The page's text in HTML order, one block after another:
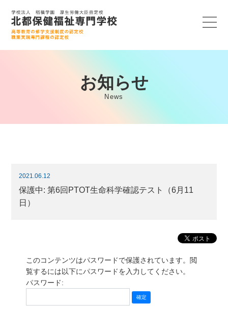
お知らせ
News
2021.06.12
保護中: 第6回PTOT生命科学確認テスト（6月11
日）
このコンテンツはパスワードで保護されています。閲
覧するには以下にパスワードを入力してください。
パスワード: